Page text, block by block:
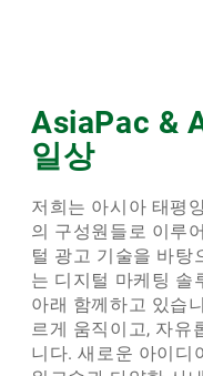
AsiaPac &
일상
저희는 아시아 태평
의 구성원들로 이루
털 광고 기술을 바탕
는 디지털 마케팅 솔
아래 함께하고 있습
르게 움직이고, 자유
니다. 새로운 아이디